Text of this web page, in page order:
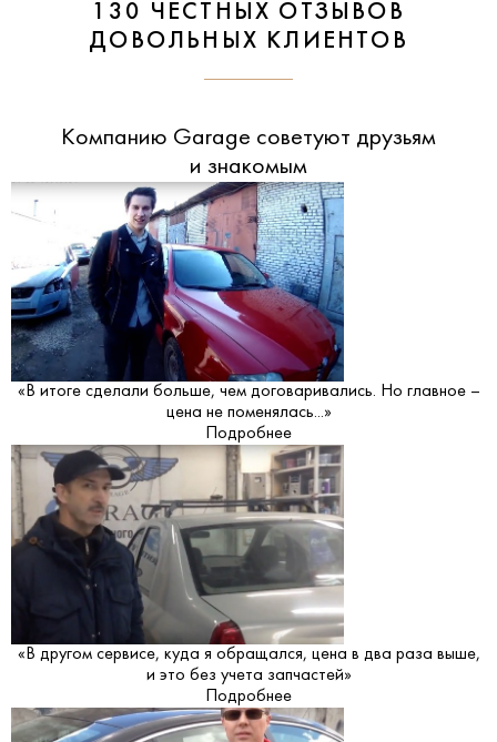
130 ЧЕСТНЫХ ОТЗЫВОВ
ДОВОЛЬНЫХ КЛИЕНТОВ
Компанию Garage советуют друзьям
и знакомым
«В итоге сделали больше, чем договаривались. Но главное –
цена не поменялась...»
Подробнее
«В другом сервисе, куда я обращался, цена в два раза выше,
и это без учета запчастей»
Подробнее